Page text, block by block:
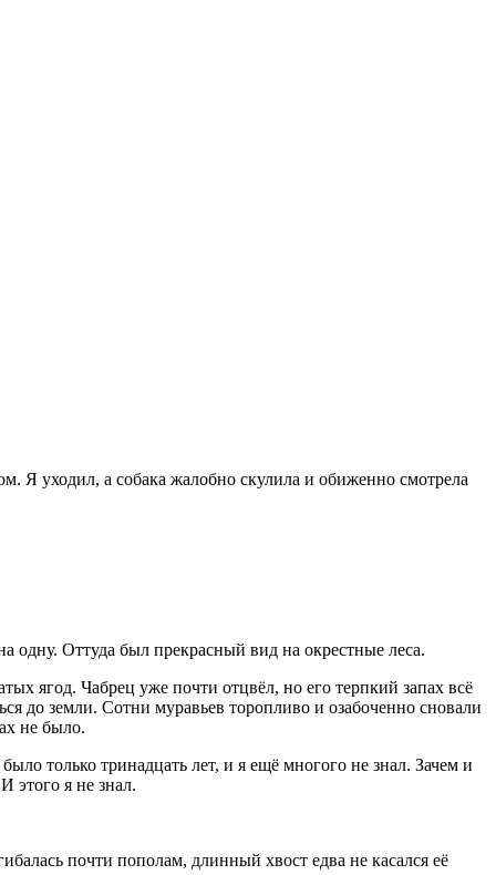
Я уходил, а собака жалобно скулила и обиженно смотрела
одну. Оттуда был прекрасный вид на окрестные леса.
ягод. Чабрец уже почти отцвёл, но его терпкий запах всё
до земли. Сотни муравьев торопливо и озабоченно сновали
не было.
только тринадцать лет, и я ещё многого не знал. Зачем и
этого я не знал.
почти пополам, длинный хвост едва не касался её